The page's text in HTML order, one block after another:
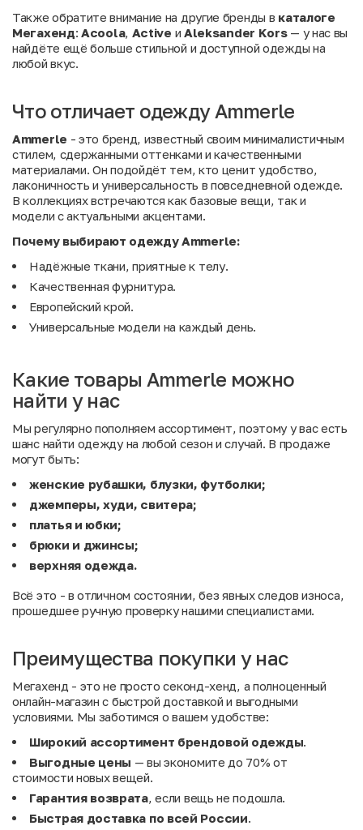
Также обратите внимание на другие бренды в каталоге
Мегахенд:Acoola, Active и Aleksander Kors— у нас вы
найдёте ещё больше стильной и доступной одежды на
любой вкус.
Что отличает одежду Ammerle
Ammerle - это бренд, известный своим минималистичным
стилем, сдержанными оттенками и качественными
материалами. Он подойдёт тем, кто ценит удобство,
лаконичность и универсальность в повседневной одежде.
В коллекциях встречаются как базовые вещи, так и
модели с актуальными акцентами.
Почему выбирают одежду Ammerle:
Надёжные ткани, приятные к телу.
Качественная фурнитура.
Европейский крой.
Универсальные модели на каждый день.
Какие товары Ammerle можно
найти у нас
Мы регулярно пополняем ассортимент, поэтому у вас есть
шанс найти одежду на любой сезон и случай. В продаже
могут быть:
женские рубашки, блузки, футболки;
джемперы, худи, свитера;
платья и юбки;
брюки и джинсы;
верхняя одежда.
Всё это - в отличном состоянии, без явных следов износа,
прошедшее ручную проверку нашими специалистами.
Преимущества покупки у нас
Мегахенд - это не просто секонд-хенд, а полноценный
онлайн-магазин с быстрой доставкой и выгодными
условиями. Мы заботимся о вашем удобстве:
Широкий ассортимент брендовой одежды.
Выгодные цены — вы экономите до 70% от
стоимости новых вещей.
Гарантия возврата, если вещь не подошла.
Быстрая доставка по всей России.